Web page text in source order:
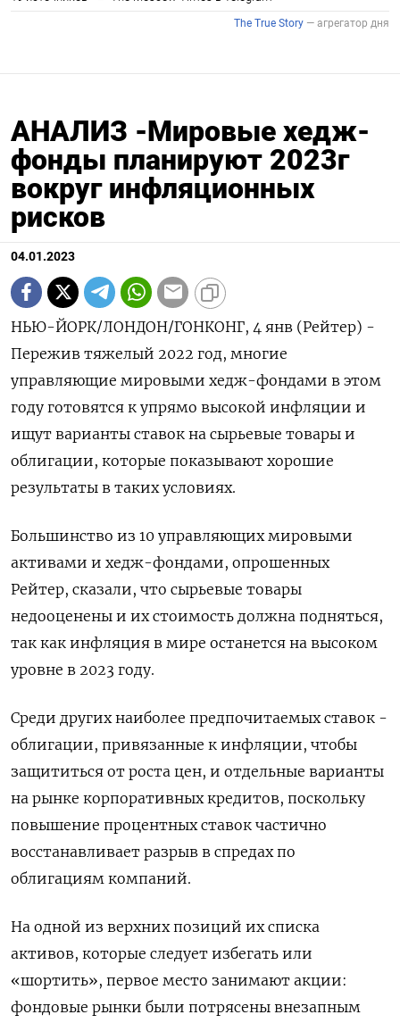
АНАЛИЗ -Мировые хедж-
фонды планируют 2023г
вокруг инфляционных
рисков
04.01.2023
НЬЮ-ЙОРК/ЛОНДОН/ГОНКОНГ, 4 янв (Рейтер) -
Пережив тяжелый 2022 год, многие
управляющие мировыми хедж-фондами в этом
году готовятся к упрямо высокой инфляции и
ищут варианты ставок на сырьевые товары и
облигации, которые показывают хорошие
результаты в таких условиях.
Большинство из 10 управляющих мировыми
активами и хедж-фондами, опрошенных
Рейтер, сказали, что сырьевые товары
недооценены и их стоимость должна подняться,
так как инфляция в мире останется на высоком
уровне в 2023 году.
Среди других наиболее предпочитаемых ставок -
облигации, привязанные к инфляции, чтобы
защититься от роста цен, и отдельные варианты
на рынке корпоративных кредитов, поскольку
повышение процентных ставок частично
восстанавливает разрыв в спредах по
облигациям компаний.
На одной из верхних позиций их списка
активов, которые следует избегать или
«шортить», первое место занимают акции:
фондовые рынки были потрясены внезапным